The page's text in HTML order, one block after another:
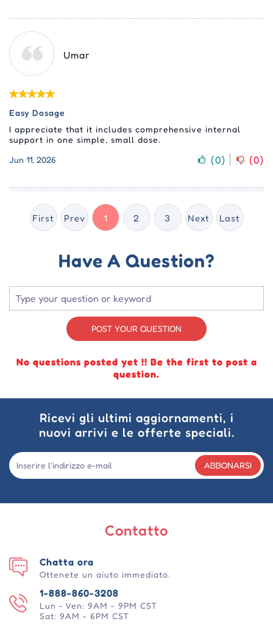
Umar
Easy Dosage
I appreciate that it includes comprehensive internal
support in one simple, small dose.
Jun 11, 2026
(0) (0)
First Prev 1 2 3 Next Last
Have A Question?
POST YOUR QUESTION
No questions posted yet !! Be the first to post a
question.
Ricevi gli ultimi aggiornamenti, i
nuovi arrivi e le offerte speciali.
ABBONARSI
Contatto
1-888-860-3208
Lun - Ven: 9AM - 9PM CST
Sat: 9AM - 6PM CST
Chatta ora
Ottenete un aiuto immediato.